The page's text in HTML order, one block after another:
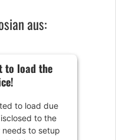
aus:
to load the
to load due
to the
to setup